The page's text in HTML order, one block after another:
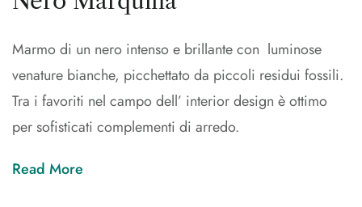
Marmo di un nero intenso e brillante con luminose
venature bianche, picchettato da piccoli residui fossili.
Tra i favoriti nel campo dell’ interior design è ottimo
per sofisticati complementi di arredo.
Read More